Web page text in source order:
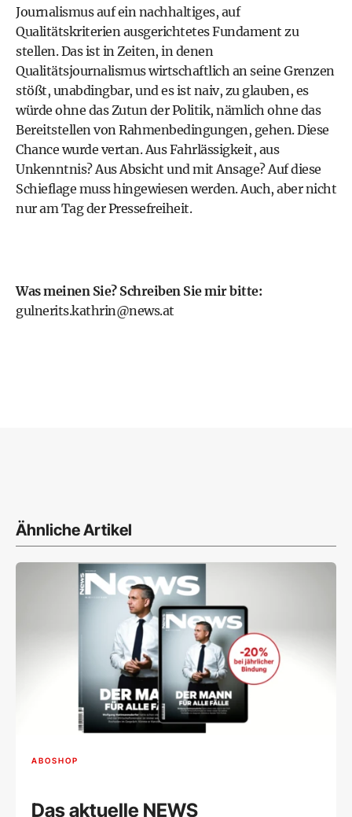
Journalismus auf ein nachhaltiges, auf
Qualitätskriterien ausgerichtetes Fundament zu
stellen. Das ist in Zeiten, in denen
Qualitätsjournalismus wirtschaftlich an seine Grenzen
stößt, unabdingbar, und es ist naiv, zu glauben, es
würde ohne das Zutun der Politik, nämlich ohne das
Bereitstellen von Rahmenbedingungen, gehen. Diese
Chance wurde vertan. Aus Fahrlässigkeit, aus
Unkenntnis? Aus Absicht und mit Ansage? Auf diese
Schieflage muss hingewiesen werden. Auch, aber nicht
nur am Tag der Pressefreiheit.
Was meinen Sie? Schreiben Sie mir bitte:
gulnerits.kathrin@news.at
Ähnliche Artikel
ABOSHOP
Das aktuelle NEWS